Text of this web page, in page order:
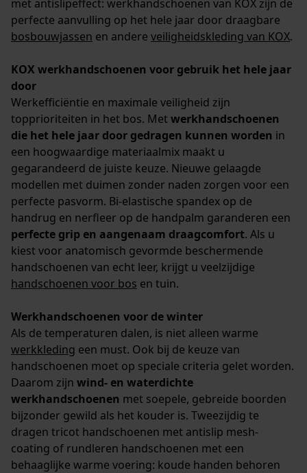
met antislipeffect: werkhandschoenen van KOX zijn de
perfecte aanvulling op het hele jaar door draagbare
bosbouwjassen en andere veiligheidskleding van KOX.
KOX werkhandschoenen voor gebruik het hele jaar
door
Werkefficiëntie en maximale veiligheid zijn
topprioriteiten in het bos. Met werkhandschoenen
die het hele jaar door gedragen kunnen worden in
een hoogwaardige materiaalmix maakt u
gegarandeerd de juiste keuze. Nieuwe gelaagde
modellen met duimen zonder naden zorgen voor een
perfecte pasvorm. Bi-elastische spandex op de
handrug en nerfleer op de handpalm garanderen een
perfecte grip en aangenaam draagcomfort. Als u
kiest voor anatomisch gevormde beschermende
handschoenen van echt leer, krijgt u veelzijdige
handschoenen voor bos en tuin.
Werkhandschoenen voor de winter
Als de temperaturen dalen, is niet alleen warme
werkkleding een must. Ook bij de keuze van
handschoenen moet op speciale criteria gelet worden.
Daarom zijn wind- en waterdichte
werkhandschoenen met soepele, gebreide boorden
bijzonder gewild als het kouder is. Tweezijdig te
dragen tricot handschoenen met antislip mesh-
coating of rundleren handschoenen met een
behaaglijke warme voering: koude handen behoren
Google Global Site Tag
Microsoft Advertising Universal
Event Tracking
Survicate